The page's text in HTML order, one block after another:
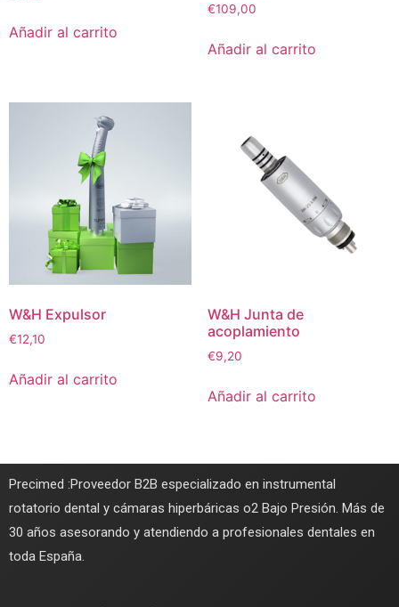
Añadir al carrito
€109,00
Añadir al carrito
W&H Expulsor
€12,10
Añadir al carrito
W&H Junta de
acoplamiento
€9,20
Añadir al carrito
Precimed :Proveedor B2B especializado en instrumental
rotatorio dental y cámaras hiperbáricas o2 Bajo Presión. Más de
30 años asesorando y atendiendo a profesionales dentales en
toda España.